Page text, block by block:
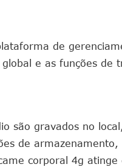
de
global e as funções de
são gravados no
de
corporal 4g